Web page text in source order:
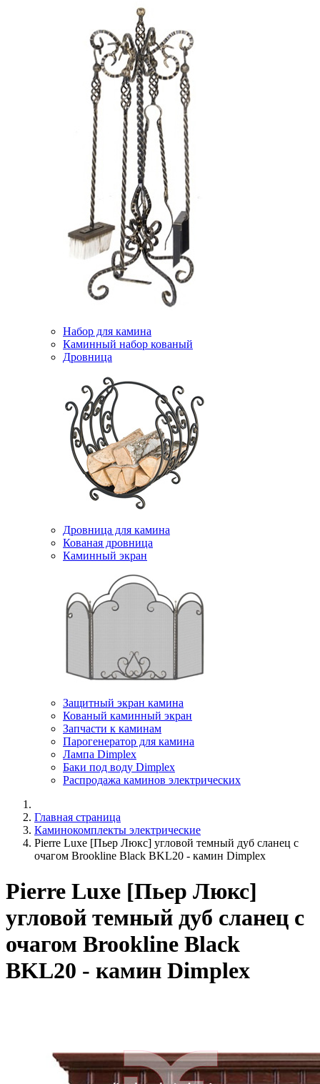
Набор для камина
Каминный набор кованый
Дровница
Дровница для камина
Кованая дровница
Каминный экран
Защитный экран камина
Кованый каминный экран
Запчасти к каминам
Парогенератор для камина
Лампа Dimplex
Баки под воду Dimplex
Распродажа каминов электрических
Главная страница
Каминокомплекты электрические
Pierre Luxe [Пьер Люкс] угловой темный дуб сланец с
очагом Brookline Black BKL20 - камин Dimplex
Pierre Luxe [Пьер Люкс]
угловой темный дуб сланец с
очагом Brookline Black
BKL20 - камин Dimplex